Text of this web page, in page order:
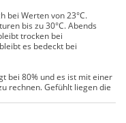
bei Werten von 23°C.
bis zu 30°C. Abends
trocken bei
es bedeckt bei
bei 80% und es ist mit einer
rechnen. Gefühlt liegen die